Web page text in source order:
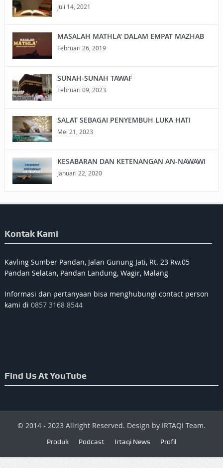
Juli 14, 2021
MASALAH MATHLA’ DALAM EMPAT MAZHAB
Februari 26, 2019
SUNAH-SUNAH TAWAF
Februari 09, 2023
SALAT SEBAGAI PENYEMBUH LUKA HATI
Mei 21, 2023
KESABARAN DAN KETENANGAN AN-NAWAWI
Januari 22, 2020
Kontak Kami
Kavling Sumber Pandan, Jalan Gunung Jati, Rt. 23 Rw.05
Pandan Selatan, Pandan Landung, Wagir, Malang
Informasi dan pertanyaan bisa menghubungi contact person
kami di 0857 3168 8544
Find Us At YouTube
© 2014 - 2023 Allright Reserved. Design by IRTAQI Team.
Produk Podcast Irtaqi News Profil